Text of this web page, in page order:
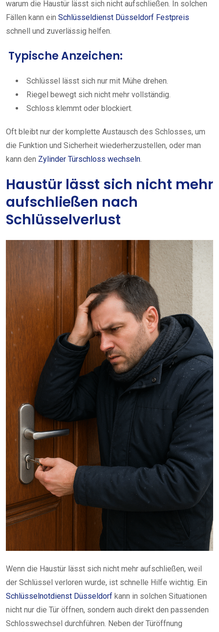
warum die Haustür lässt sich nicht aufschließen. In solchen
Fällen kann ein Schlüsseldienst Düsseldorf Festpreis
schnell und zuverlässig helfen.
Typische Anzeichen:
Schlüssel lässt sich nur mit Mühe drehen.
Riegel bewegt sich nicht mehr vollständig.
Schloss klemmt oder blockiert.
Oft bleibt nur der komplette Austausch des Schlosses, um
die Funktion und Sicherheit wiederherzustellen, oder man
kann den Zylinder Türschloss wechseln.
Haustür lässt sich nicht mehr
aufschließen nach
Schlüsselverlust
Wenn die Haustür lässt sich nicht mehr aufschließen, weil
der Schlüssel verloren wurde, ist schnelle Hilfe wichtig. Ein
Schlüsselnotdienst Düsseldorf kann in solchen Situationen
nicht nur die Tür öffnen, sondern auch direkt den passenden
Schlosswechsel durchführen. Neben der Türöffnung